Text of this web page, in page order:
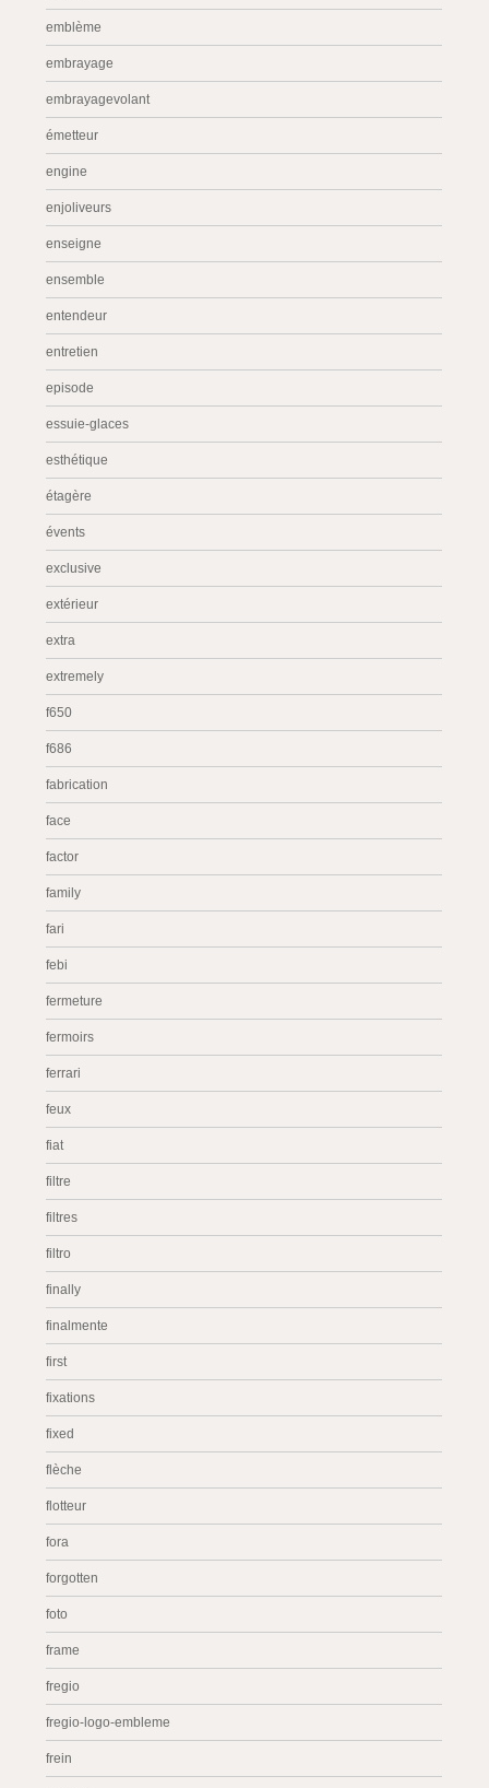
emblème
embrayage
embrayagevolant
émetteur
engine
enjoliveurs
enseigne
ensemble
entendeur
entretien
episode
essuie-glaces
esthétique
étagère
évents
exclusive
extérieur
extra
extremely
f650
f686
fabrication
face
factor
family
fari
febi
fermeture
fermoirs
ferrari
feux
fiat
filtre
filtres
filtro
finally
finalmente
first
fixations
fixed
flèche
flotteur
fora
forgotten
foto
frame
fregio
fregio-logo-embleme
frein